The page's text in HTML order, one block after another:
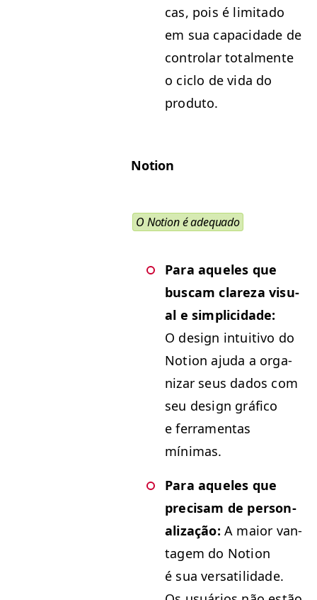
cas, pois é lim­i­ta­do
em sua capaci­dade de
con­tro­lar total­mente
o ciclo de vida do
produto.
Notion
O Notion é adequado
Para aque­les que
bus­cam clareza visu­
al e sim­pli­ci­dade:
O design intu­iti­vo do
Notion aju­da a orga­
ni­zar seus dados com
seu design grá­fi­co
e fer­ra­men­tas
mínimas.
Para aque­les que
pre­cisam de per­son­
al­iza­ção: A maior van­
tagem do Notion
é sua ver­sa­til­i­dade.